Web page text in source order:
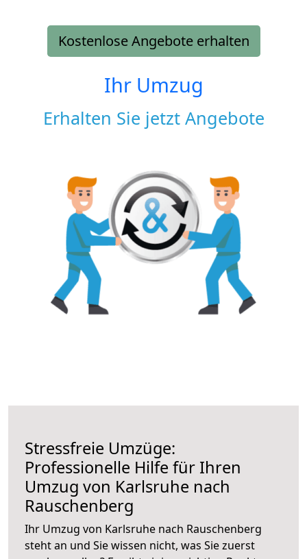
Kostenlose Angebote erhalten
Ihr Umzug
Erhalten Sie jetzt Angebote
Stressfreie Umzüge:
Professionelle Hilfe für Ihren
Umzug von Karlsruhe nach
Rauschenberg
Ihr Umzug von Karlsruhe nach Rauschenberg
steht an und Sie wissen nicht, was Sie zuerst